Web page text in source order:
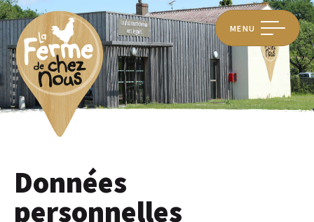
MENU
Données
personnelles